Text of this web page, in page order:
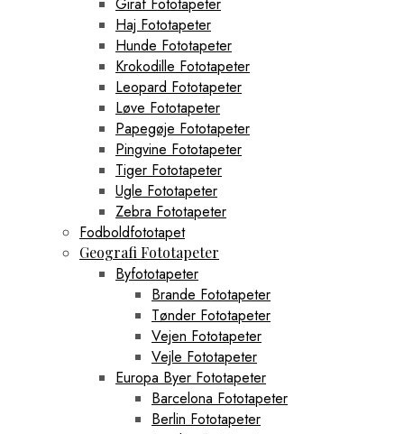
Haj Fototapeter
Hunde Fototapeter
Krokodille Fototapeter
Leopard Fototapeter
Løve Fototapeter
Papegøje Fototapeter
Pingvine Fototapeter
Tiger Fototapeter
Ugle Fototapeter
Zebra Fototapeter
Fodboldfototapet
Geografi Fototapeter
Byfototapeter
Brande Fototapeter
Tønder Fototapeter
Vejen Fototapeter
Vejle Fototapeter
Europa Byer Fototapeter
Barcelona Fototapeter
Berlin Fototapeter